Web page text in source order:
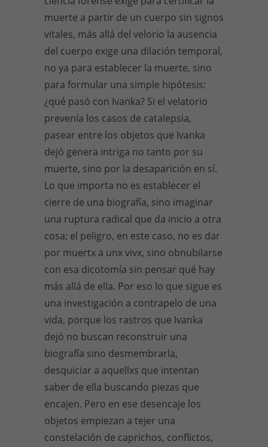
muerte a partir de un cuerpo sin signos
vitales, más allá del velorio la ausencia
del cuerpo exige una dilación temporal,
no ya para establecer la muerte, sino
para formular una simple hipótesis:
¿qué pasó con Ivanka? Si el velatorio
prevenía los casos de catalepsia,
pasear entre los objetos que Ivanka
dejó genera intriga no tanto por su
muerte, sino por la desaparición en sí.
Lo que importa no es establecer el
cierre de una biografía, sino imaginar
una ruptura radical que da inicio a otra
cosa; el peligro, en este caso, no es dar
por muertx a unx vivx, sino obnubilarse
con esa dicotomía sin pensar qué hay
más allá de ella. Por eso lo que sigue es
una investigación a contrapelo de una
vida, porque los rastros que Ivanka
dejó no buscan reconstruir una
biografía sino desmembrarla,
desquiciar a aquellxs que intentan
saber de ella buscando piezas que
encajen. Pero en ese desencaje los
objetos empiezan a tejer una
constelación de caprichos, conflictos,